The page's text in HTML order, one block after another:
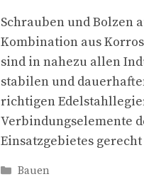
Schrauben und Bolzen
Kombination aus
sind in nahezu allen
stabilen und
richtigen
Verbindungselemente
Einsatzgebietes
Kategorien
Bauen